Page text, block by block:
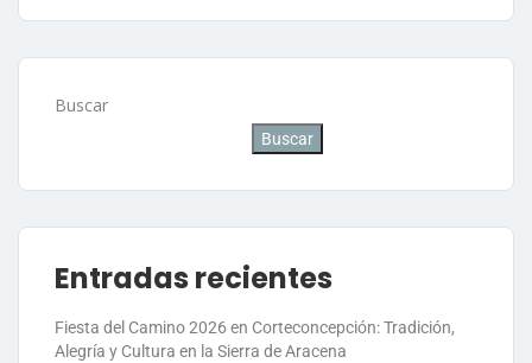
Buscar
Buscar
Entradas recientes
Fiesta del Camino 2026 en Corteconcepción: Tradición,
Alegría y Cultura en la Sierra de Aracena